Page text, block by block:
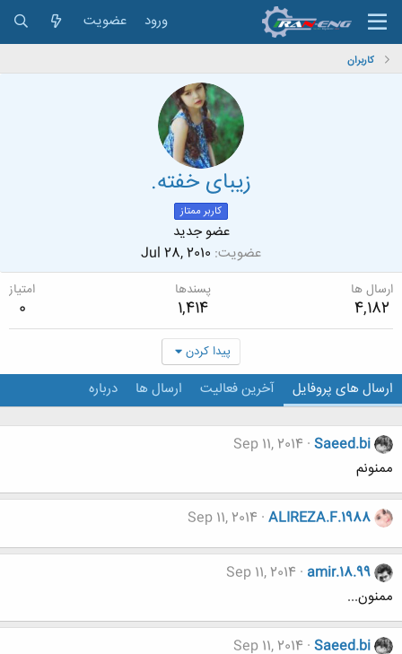
ورود عضویت
کاربران
زیبای خفته.
کاربر ممتاز
عضو جدید
عضویت Jul 28, 2010
ارسال ها
4,182
پسندها
1,414
امتیاز
0
پیدا کردن
ارسال های پروفایل آخرین فعالیت ارسال ها درباره
Saeed.bi
Sep 11, 2014
ممنونم
ALIREZA.F.1988
Sep 11, 2014
amir.18.99
Sep 11, 2014
ممنون...
Saeed.bi
Sep 11, 2014